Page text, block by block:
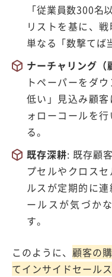
「従業員数300名
リストを基に、戦
単なる「数撃てば
ナーチャリング（
トペーパーをダ
低い」見込み顧
ォローコールを
る。
既存深耕: 既存顧
プセルやクロス
ルスが定期的に
ールスが気づか
す。
このように、顧客の
てインサイドセール